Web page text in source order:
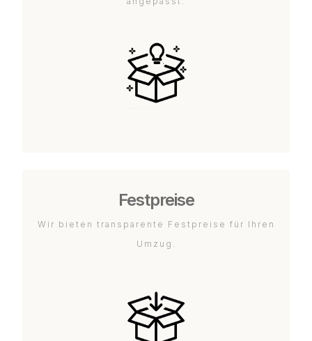
Festpreise
Wir bieten transparente Festpreise für Ihren
Umzug.